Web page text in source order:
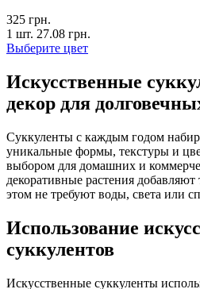
325 грн.
1 шт. 27.08 грн.
Выберите цвет
Искусственные
декор для
Суккуленты с каждым годом
уникальные формы, текстуры и
выбором для домашних и
декоративные растения
этом не требуют воды, света или
Использование
суккулентов
Искусственные суккуленты